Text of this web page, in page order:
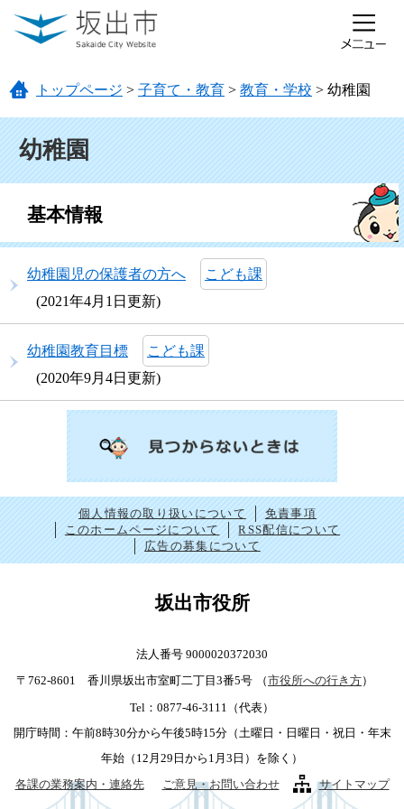
ページの先頭です。
メニューを飛ばして本文へ
トップページ > 子育て・教育 > 教育・学校 > 幼稚園
幼稚園
基本情報
幼稚園児の保護者の方へ
こども課
2021年4月1日更新
幼稚園教育目標
こども課
2020年9月4日更新
個人情報の取り扱いについて
免責事項
このホームページについて
RSS配信について
広告の募集について
坂出市役所
法人番号 9000020372030
〒762-8601 香川県坂出市室町二丁目3番5号
（市役所への行き方）
Tel：0877-46-3111（代表）
開庁時間：午前8時30分から午後5時15分（土曜日・日曜日・祝日・年末
年始（12月29日から1月3日）を除く）
各課の業務案内・連絡先
ご意見・お問い合わせ サイトマップ